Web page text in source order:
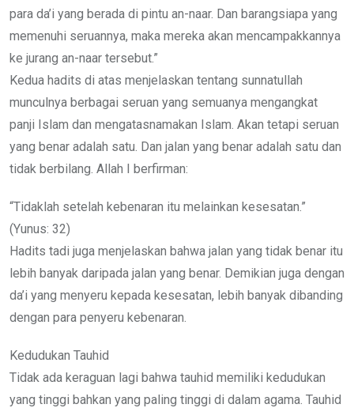
para da’i yang berada di pintu an-naar. Dan barangsiapa yang
memenuhi seruannya, maka mereka akan mencampakkannya
ke jurang an-naar tersebut.”
Kedua hadits di atas menjelaskan tentang sunnatullah
munculnya berbagai seruan yang semuanya mengangkat
panji Islam dan mengatasnamakan Islam. Akan tetapi seruan
yang benar adalah satu. Dan jalan yang benar adalah satu dan
tidak berbilang. Allah I berfirman:
“Tidaklah setelah kebenaran itu melainkan kesesatan.”
(Yunus: 32)
Hadits tadi juga menjelaskan bahwa jalan yang tidak benar itu
lebih banyak daripada jalan yang benar. Demikian juga dengan
da’i yang menyeru kepada kesesatan, lebih banyak dibanding
dengan para penyeru kebenaran.
Kedudukan Tauhid
Tidak ada keraguan lagi bahwa tauhid memiliki kedudukan
yang tinggi bahkan yang paling tinggi di dalam agama. Tauhid